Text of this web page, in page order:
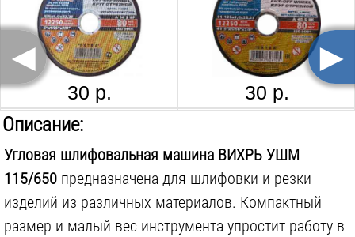
Поворот основной рукояти:
нет
Поставляется в:
коробке
30 р. 30 р.
◄ ►
Описание:
Угловая шлифовальная машина ВИХРЬ УШМ
115/650 предназначена для шлифовки и резки
изделий из различных материалов. Компактный
размер и малый вес инструмента упростит работу в